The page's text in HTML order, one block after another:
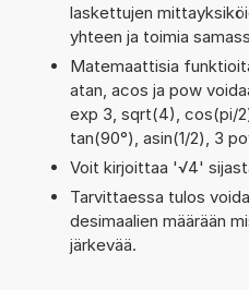
laskettujen
yhteen ja toimia
Matemaattisia
atan, acos ja pow
exp 3, sqrt(4), cos(pi/
tan(90°), asin(1/2), 3
Voit kirjoittaa '√4'
Tarvittaessa tulos
desimaalien määrään
järkevää.